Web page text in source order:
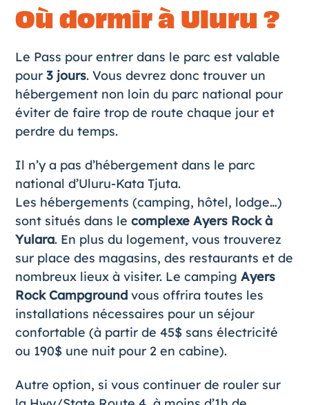
Où dormir à Uluru ?
Le Pass pour entrer dans le parc est valable
pour 3 jours. Vous devrez donc trouver un
hébergement non loin du parc national pour
éviter de faire trop de route chaque jour et
perdre du temps.
Il n’y a pas d’hébergement dans le parc
national d’Uluru-Kata Tjuta.
Les hébergements (camping, hôtel, lodge…)
sont situés dans le complexe Ayers Rock à
Yulara. En plus du logement, vous trouverez
sur place des magasins, des restaurants et de
nombreux lieux à visiter. Le camping Ayers
Rock Campgroundvous offrira toutes les
installations nécessaires pour un séjour
confortable (à partir de 45$ sans électricité
ou 190$ une nuit pour 2 en cabine).
Autre option, si vous continuer de rouler sur